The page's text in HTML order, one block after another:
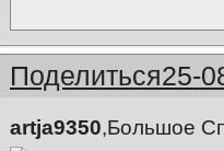
Поделиться25-
artja9350,Большое